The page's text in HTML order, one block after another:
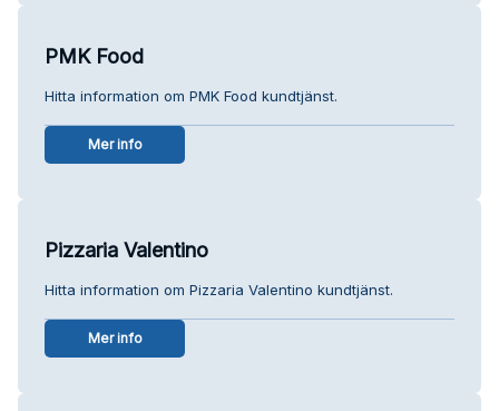
PMK Food
Hitta information om PMK Food kundtjänst.
Mer info
Pizzaria Valentino
Hitta information om Pizzaria Valentino kundtjänst.
Mer info